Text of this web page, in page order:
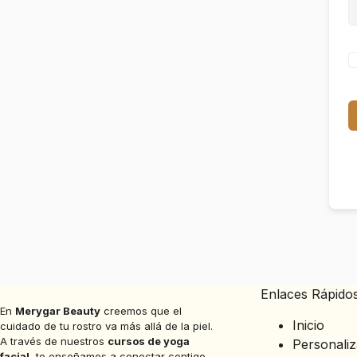
En Merygar Beauty creemos que el
cuidado de tu rostro va más allá de la piel.
A través de nuestros cursos de yoga
Enlaces
Inicio